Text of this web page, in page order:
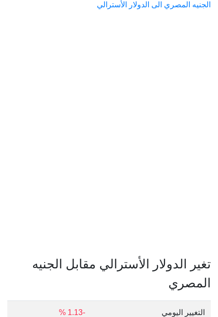
الجنيه المصري الى الدولار الأسترالي
تغير الدولار الأسترالي مقابل الجنيه
المصري
التغيير اليومي -1.13 %